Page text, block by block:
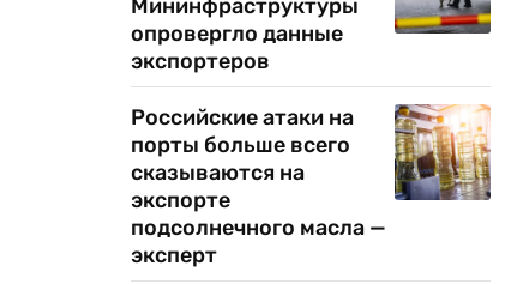
Мининфраструктуры
опровергло данные
экспортеров
Российские атаки на
порты больше всего
сказываются на
экспорте
подсолнечного масла —
эксперт